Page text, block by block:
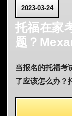
2023-03-24
托福在家
题？
当报名的托福考
了应该怎么办？